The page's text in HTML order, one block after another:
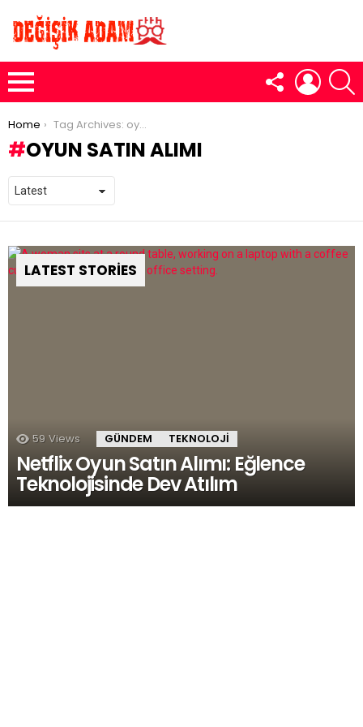
Menu
FOLLOW
US
LOGIN
You are here:
Home Tag Archives: oyun satın alımı
OYUN SATIN ALIMI
LATEST STORIES
59 Views GÜNDEM TEKNOLOJI
Netflix Oyun Satın Alımı: Eğlence
Teknolojisinde Dev Atılım